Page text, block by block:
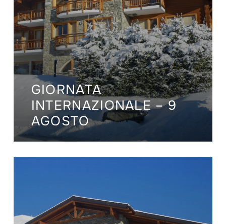
GIORNATA
INTERNAZIONALE – 9
AGOSTO